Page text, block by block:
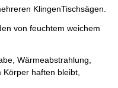
KlingenTischsägen.
von feuchtem weichem
Wärmeabstrahlung,
haften bleibt,